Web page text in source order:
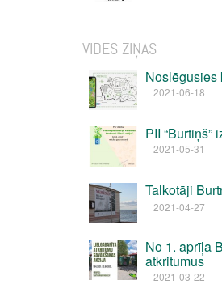
VIDES ZIŅAS
Noslēgusies
2021-06-18
PII
2021-05-31
Talkotāji
2021-04-27
No 1. aprīļa
atkritumus
2021-03-22